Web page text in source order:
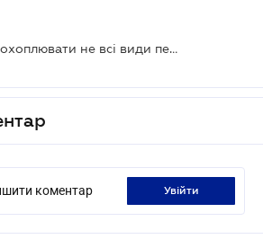
Чи може мораторій охоплювати не всі види перевірок, якщо це прямо не зазначено у законі
коментар увійти